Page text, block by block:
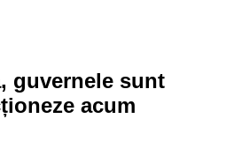
guvernele sunt
acum